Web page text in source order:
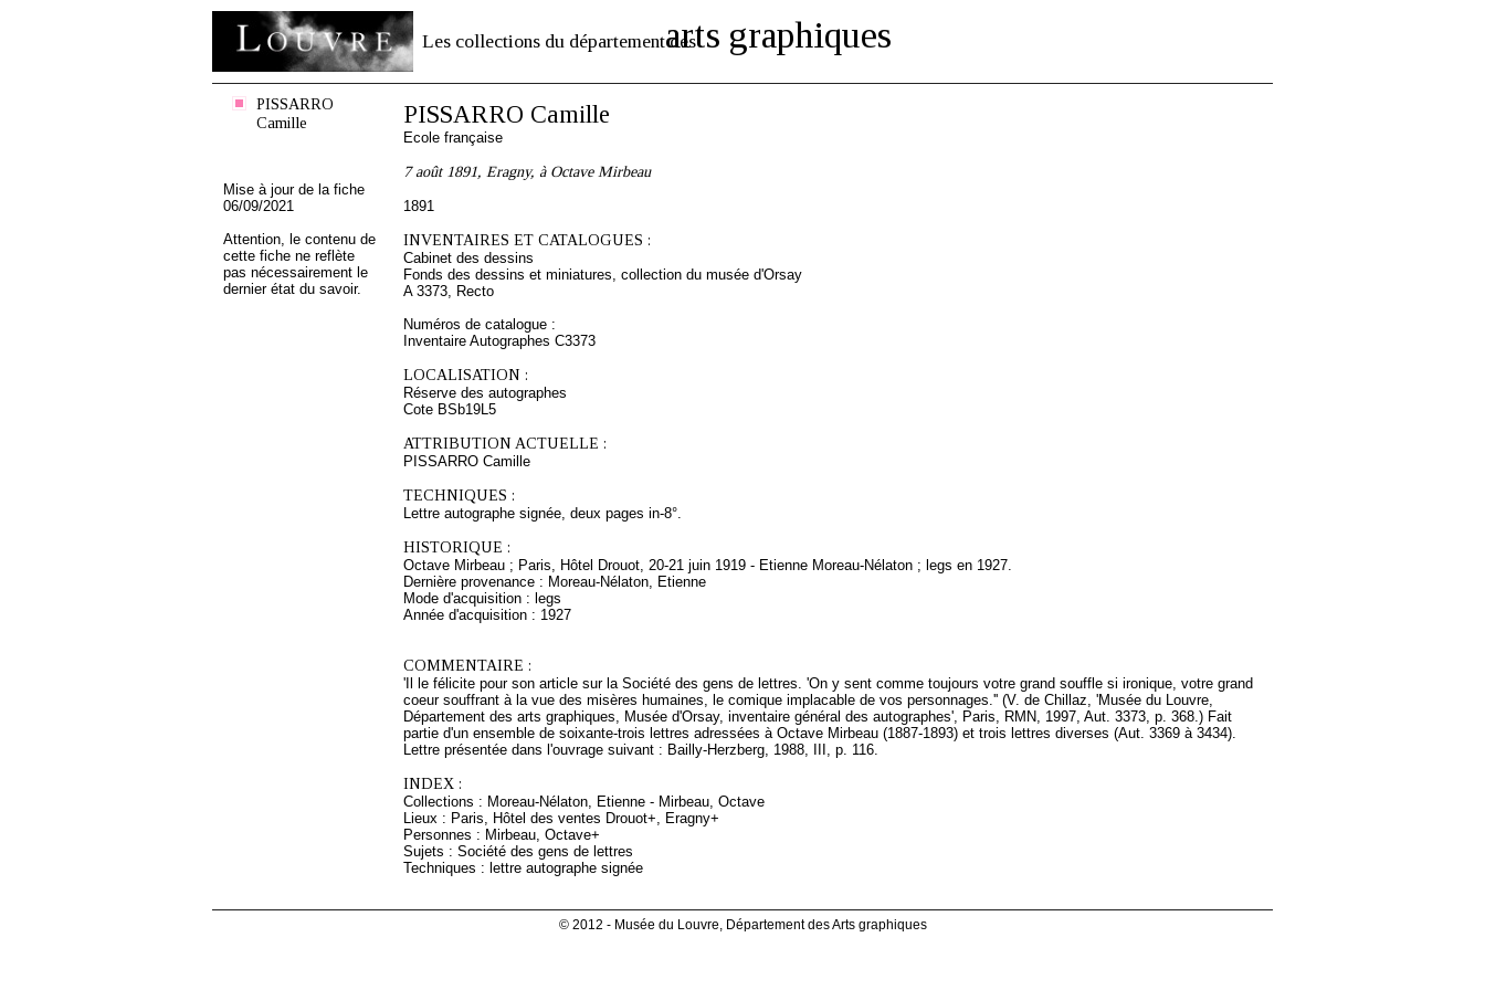
Les collections du département desarts graphiques
PISSARRO
Camille
Mise à jour de la fiche
06/09/2021
Attention, le contenu de
cette fiche ne reflète
pas nécessairement le
dernier état du savoir.
PISSARRO Camille
Ecole française
7 août 1891, Eragny, à Octave Mirbeau
1891
INVENTAIRES ET CATALOGUES :
Cabinet des dessins
Fonds des dessins et miniatures, collection du musée d'Orsay
A 3373, Recto
Numéros de catalogue :
Inventaire Autographes C3373
LOCALISATION :
Réserve des autographes
Cote BSb19L5
ATTRIBUTION ACTUELLE :
PISSARRO Camille
TECHNIQUES :
Lettre autographe signée, deux pages in-8°.
HISTORIQUE :
Octave Mirbeau ; Paris, Hôtel Drouot, 20-21 juin 1919 - Etienne Moreau-Nélaton ; legs en 1927.
Dernière provenance : Moreau-Nélaton, Etienne
Mode d'acquisition : legs
Année d'acquisition : 1927
COMMENTAIRE :
'Il le félicite pour son article sur la Société des gens de lettres. 'On y sent comme toujours votre grand souffle si ironique, votre grand
coeur souffrant à la vue des misères humaines, le comique implacable de vos personnages.'' (V. de Chillaz, 'Musée du Louvre,
Département des arts graphiques, Musée d'Orsay, inventaire général des autographes', Paris, RMN, 1997, Aut. 3373, p. 368.) Fait
partie d'un ensemble de soixante-trois lettres adressées à Octave Mirbeau (1887-1893) et trois lettres diverses (Aut. 3369 à 3434).
Lettre présentée dans l'ouvrage suivant : Bailly-Herzberg, 1988, III, p. 116.
INDEX :
Collections : Moreau-Nélaton, Etienne - Mirbeau, Octave
Lieux : Paris, Hôtel des ventes Drouot+, Eragny+
Personnes : Mirbeau, Octave+
Sujets : Société des gens de lettres
Techniques : lettre autographe signée
© 2012 - Musée du Louvre, Département des Arts graphiques